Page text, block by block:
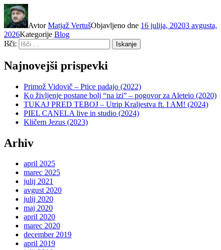
AvtorMatjaž VertušObjavljeno dne 16 julija, 20203 avgusta,
2026Kategorije Blog
Išči:
Iskanje
Najnovejši prispevki
Primož Vidovič – Ptice padajo (2022)
Ko življenje postane bolj “na izi” – pogovor za Aleteio (2020)
TUKAJ PRED TEBOJ – Utrip Kraljestva ft. I AM! (2024)
PIEL CANELA live in studio (2024)
Kličem Jezus (2023)
Arhiv
april 2025
marec 2025
julij 2021
avgust 2020
julij 2020
maj 2020
april 2020
marec 2020
december 2019
april 2019